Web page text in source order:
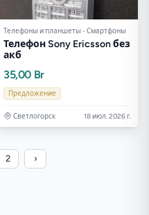
Телефоны и планшеты - Смартфоны
Телефон Sony Ericsson без
акб
35,00 Br
Предложение
Светлогорск 18 июл. 2026 г.
2 ›